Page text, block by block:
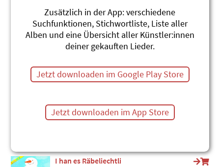
Miini Laterne
Andrew Bond
Brännti Mandle, Magebroot
#Angst #Laterne #Räbeliechtli
Toby Frey
D'Zyt isch da!
Miis Rääbeliechtli
Andrew Bond
I han es Räbeliechtli
Zusätzlich in der App: verschiedene
Suchfunktionen, Stichwortliste, Liste aller
Alben und eine Übersicht aller Künstler:innen
deiner gekauften Lieder.
Jetzt downloaden im Google Play Store
Jetzt downloaden im App Store